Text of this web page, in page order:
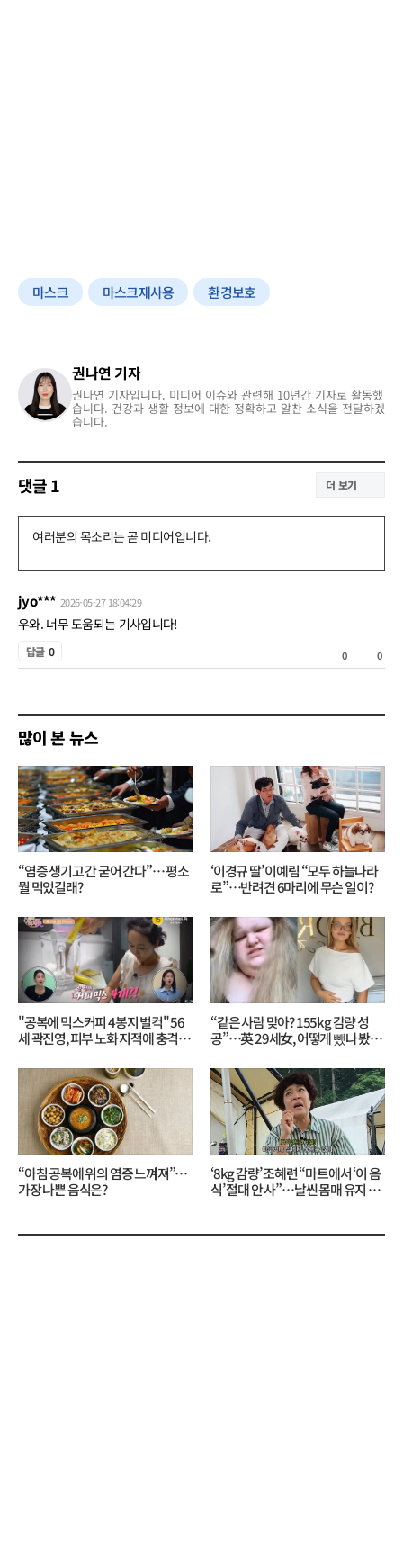
마스크 마스크재사용 환경보호
권나연 기자
권나연 기자입니다. 미디어 이슈와 관련해 10년간 기자로 활동했
습니다. 건강과 생활 정보에 대한 정확하고 알찬 소식을 전달하겠
습니다.
댓글1 더 보기
댓
쓰
기
jyo*** 2026-05-27 18:04:29
우와. 너무 도움되는 기사입니다!
답글 0
공
0 0
많이 본 뉴스
“염증 생기고 간 굳어 간다”… 평소
뭘 먹었길래?
‘이경규 딸’ 이예림 “모두 하늘나라
로”⋯반려견 6마리에 무슨 일이?
"공복에 믹스커피 4봉지 벌컥" 56
세 곽진영, 피부 노화 지적에 충격…
“같은 사람 맞아? 155kg 감량 성
공”…英 29세女, 어떻게 뺐나 봤더
“아침 공복에 위의 염증 느껴져”…
가장 나쁜 음식은?
‘8kg 감량’ 조혜련 “마트에서 ‘이 음
식’ 절대 안 사”…날씬 몸매 유지 비